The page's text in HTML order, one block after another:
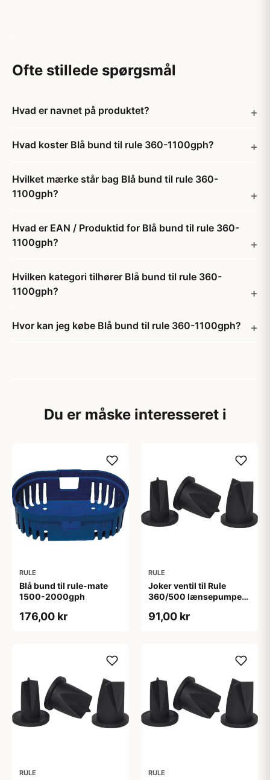
Ofte stillede spørgsmål
Hvad er navnet på produktet?
Hvad koster Blå bund til rule 360-1100gph?
Hvilket mærke står bag Blå bund til rule 360-
1100gph?
Hvad er EAN / Produktid for Blå bund til rule 360-
1100gph?
Hvilken kategori tilhører Blå bund til rule 360-
1100gph?
Hvor kan jeg købe Blå bund til rule 360-1100gph?
Du er måske interesseret i
RULE
Blå bund til rule-mate
1500-2000gph
176,00 kr
RULE
Joker ventil til Rule
360/500 lænsepumpe
91,00 kr
RULE RULE